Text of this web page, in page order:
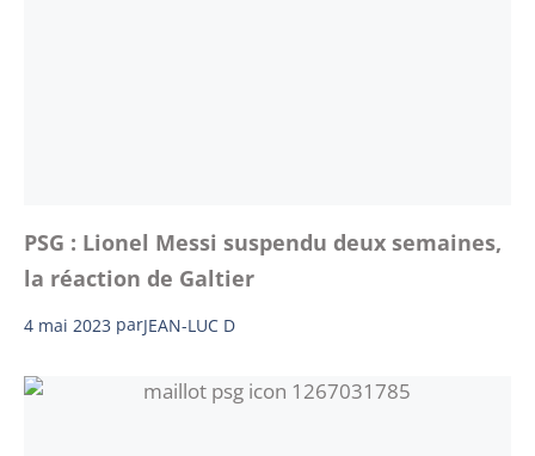
PSG : Lionel Messi suspendu deux semaines,
la réaction de Galtier
4 mai 2023 parJEAN-LUC D